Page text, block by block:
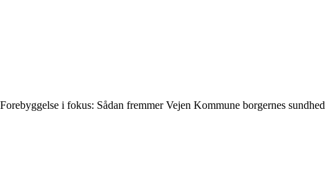
Forebyggelse i fokus: Sådan fremmer Vejen Kommune borgernes sundhed